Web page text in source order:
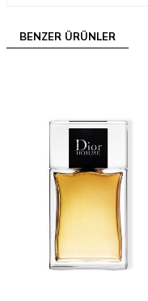
BENZER ÜRÜNLER